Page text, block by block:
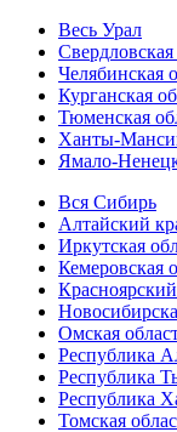
Весь Урал
Свердловская
Челябинская
Курганская
Тюменская
Ханты-
Ямало-
Вся Сибирь
Алтайский
Иркутская
Кемеровская
Омская
Республика
Республика
Республика
Томская